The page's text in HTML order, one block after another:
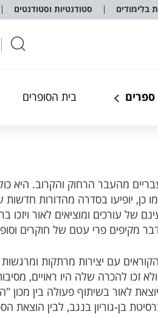
בלימודים סטודנטיות וסטודנטים
בית הסופרים
מהעבר הרחוק והקרוב. היא
כן, יופיעו בסדרה מהדורות חדשות
של עורכים ומוציאים לאור ויזכו
מקיפים פרי עטם של חוקרים
עם יצירות מרתקות
זכו להכרה שלה היו ראויים,
יוצאת לאור בשיתוף פעולה בין
בן-גוריון בנגב, לבין הוצאת